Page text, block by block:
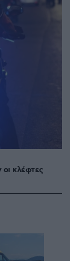
κλέφτες